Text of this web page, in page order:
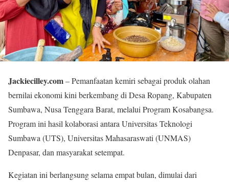
Jackiecilley.com– Pemanfaatan kemiri sebagai produk olahan
bernilai ekonomi kini berkembang di Desa Ropang, Kabupaten
Sumbawa, Nusa Tenggara Barat, melalui Program Kosabangsa.
Program ini hasil kolaborasi antara Universitas Teknologi
Sumbawa (UTS), Universitas Mahasaraswati (UNMAS)
Denpasar, dan masyarakat setempat.
Kegiatan ini berlangsung selama empat bulan, dimulai dari